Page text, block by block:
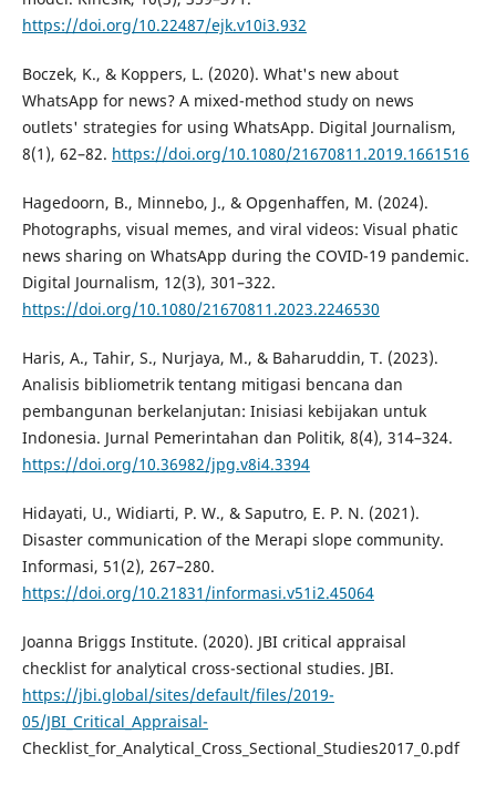
https://doi.org/10.22487/ejk.v10i3.932
Boczek, K., & Koppers, L. (2020). What's new about
WhatsApp for news? A mixed-method study on news
outlets' strategies for using WhatsApp. Digital Journalism,
8(1), 62–82. https://doi.org/10.1080/21670811.2019.1661516
Hagedoorn, B., Minnebo, J., & Opgenhaffen, M. (2024).
Photographs, visual memes, and viral videos: Visual phatic
news sharing on WhatsApp during the COVID-19 pandemic.
Digital Journalism, 12(3), 301–322.
https://doi.org/10.1080/21670811.2023.2246530
Haris, A., Tahir, S., Nurjaya, M., & Baharuddin, T. (2023).
Analisis bibliometrik tentang mitigasi bencana dan
pembangunan berkelanjutan: Inisiasi kebijakan untuk
Indonesia. Jurnal Pemerintahan dan Politik, 8(4), 314–324.
https://doi.org/10.36982/jpg.v8i4.3394
Hidayati, U., Widiarti, P. W., & Saputro, E. P. N. (2021).
Disaster communication of the Merapi slope community.
Informasi, 51(2), 267–280.
https://doi.org/10.21831/informasi.v51i2.45064
Joanna Briggs Institute. (2020). JBI critical appraisal
checklist for analytical cross-sectional studies. JBI.
https://jbi.global/sites/default/files/2019-
05/JBI_Critical_Appraisal-
Checklist_for_Analytical_Cross_Sectional_Studies2017_0.pdf